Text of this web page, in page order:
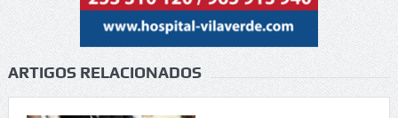
ARTIGOS RELACIONADOS